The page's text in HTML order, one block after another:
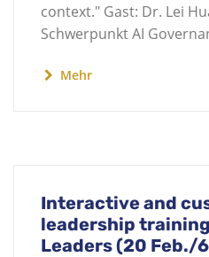
context." Gast: Dr. Lei
Schwerpunkt AI
Mehr
Interactive and
leadership
Leaders (20 Feb./